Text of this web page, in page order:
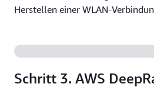
Herstellen einer WLAN-
Schritt 3. AWS